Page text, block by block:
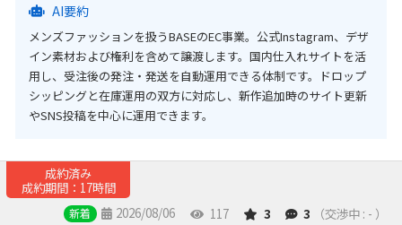
AI要約
メンズファッションを扱うBASEのEC事業。公式Instagram、デザ
イン素材および権利を含めて譲渡します。国内仕入れサイトを活
用し、受注後の発注・発送を自動運用できる体制です。ドロップ
シッピングと在庫運用の双方に対応し、新作追加時のサイト更新
やSNS投稿を中心に運用できます。
成約済み
成約期間：17時間
新着 2026/08/06 117 3 3 （交渉中 : - ）